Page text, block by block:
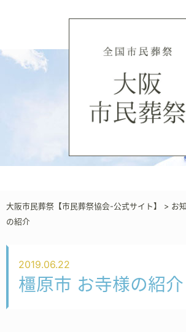
大阪市民葬祭【市民葬祭協会-公式サイト】 > お
の紹介
2019.06.22
橿原市 お寺様の紹介